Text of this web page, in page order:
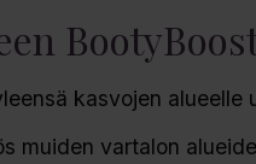
kasvojen alueelle
muiden vartalon